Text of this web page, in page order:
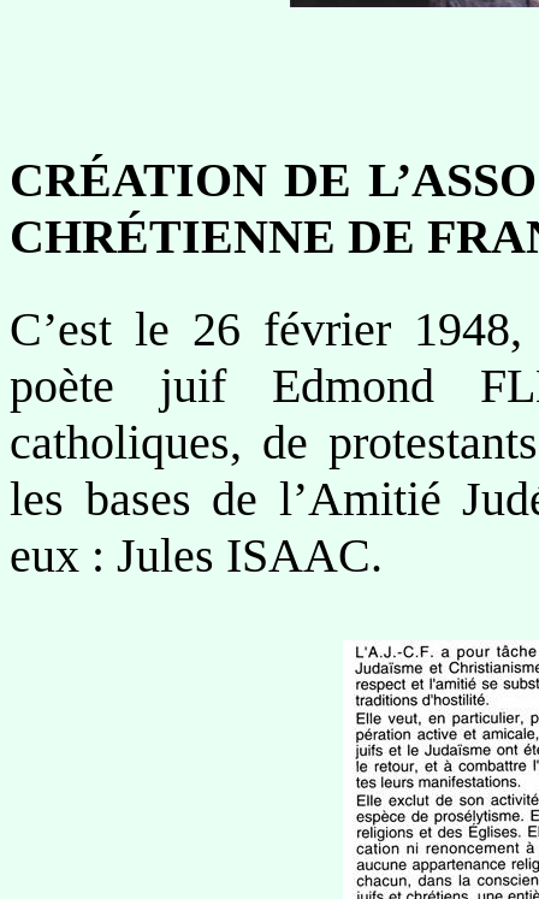
CRÉATION DE
CHRÉTIENNE DE
C’est le 26 février 1948,
poète juif Edmond
catholiques, de
les bases de l’Amitié
eux : Jules ISAAC.